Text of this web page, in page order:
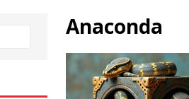
Anaconda